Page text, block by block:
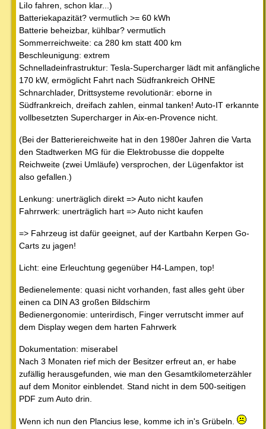
LiIo fahren, schon klar...)
Batteriekapazität? vermutlich >= 60 kWh
Batterie beheizbar, kühlbar? vermutlich
Sommerreichweite: ca 280 km statt 400 km
Beschleunigung: extrem
Schnelladeinfrastruktur: Tesla-Supercharger lädt mit anfängliche
170 kW, ermöglicht Fahrt nach Südfrankreich OHNE
Schnarchlader, Drittsysteme revolutionär: eborne in
Südfrankreich, dreifach zahlen, einmal tanken! Auto-IT erkannte
vollbesetzten Supercharger in Aix-en-Provence nicht.
(Bei der Batteriereichweite hat in den 1980er Jahren die Varta
den Stadtwerken MG für die Elektrobusse die doppelte
Reichweite (zwei Umläufe) versprochen, der Lügenfaktor ist
also gefallen.)
Lenkung: unerträglich direkt => Auto nicht kaufen
Fahrrwerk: unerträglich hart => Auto nicht kaufen
=> Fahrzeug ist dafür geeignet, auf der Kartbahn Kerpen Go-
Carts zu jagen!
Licht: eine Erleuchtung gegenüber H4-Lampen, top!
Bedienelemente: quasi nicht vorhanden, fast alles geht über
einen ca DIN A3 großen Bildschirm
Bedienergonomie: unterirdisch, Finger verrutscht immer auf
dem Display wegen dem harten Fahrwerk
Dokumentation: miserabel
Nach 3 Monaten rief mich der Besitzer erfreut an, er habe
zufällig herausgefunden, wie man den Gesamtkilometerzähler
auf dem Monitor einblendet. Stand nicht in dem 500-seitigen
PDF zum Auto drin.
Wenn ich nun den Plancius lese, komme ich in's Grübeln.